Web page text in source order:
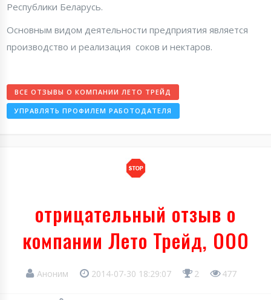
Республики Беларусь.
Основным видом деятельности предприятия является
производство и реализация соков и нектаров.
ВСЕ ОТЗЫВЫ О КОМПАНИИ ЛЕТО ТРЕЙД
УПРАВЛЯТЬ ПРОФИЛЕМ РАБОТОДАТЕЛЯ
отрицательный отзыв о
компании Лето Трейд, ООО
Аноним 2014-07-30 18:29:07 2 477